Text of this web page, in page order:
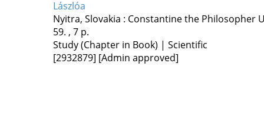
Lászlóa
Nyitra, Slovakia : Constantine the Philosopher
59. , 7 p.
Study (Chapter in Book) | Scientific
[2932879] [Admin approved]